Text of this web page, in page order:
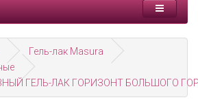
Гель-лак Masura
ГЕЛЬ-ЛАК ГОРИЗОНТ БОЛЬШОГО